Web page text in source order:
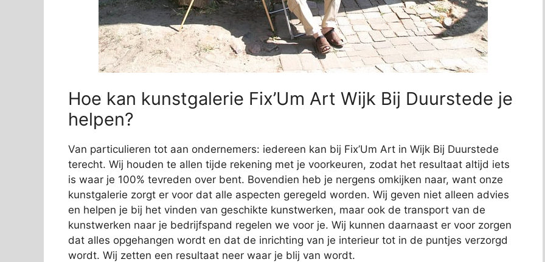
Hoe kan kunstgalerie Fix’Um Art Wijk Bij Duurstede je
helpen?
Van particulieren tot aan ondernemers: iedereen kan bij Fix’Um Art in Wijk Bij Duurstede
terecht. Wij houden te allen tijde rekening met je voorkeuren, zodat het resultaat altijd iets
is waar je 100% tevreden over bent. Bovendien heb je nergens omkijken naar, want onze
kunstgalerie zorgt er voor dat alle aspecten geregeld worden. Wij geven niet alleen advies
en helpen je bij het vinden van geschikte kunstwerken, maar ook de transport van de
kunstwerken naar je bedrijfspand regelen we voor je. Wij kunnen daarnaast er voor zorgen
dat alles opgehangen wordt en dat de inrichting van je interieur tot in de puntjes verzorgd
wordt. Wij zetten een resultaat neer waar je blij van wordt.